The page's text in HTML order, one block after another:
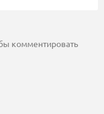
комментировать